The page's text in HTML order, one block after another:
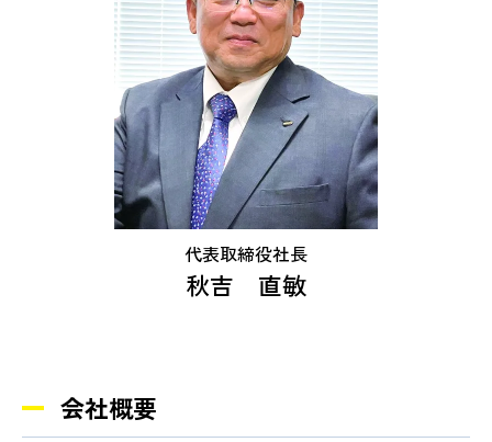
代表取締役社長
秋吉 直敏
会社概要